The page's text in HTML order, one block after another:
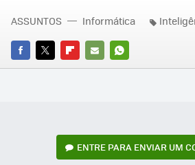
FACEBOOK
TWITTERFLIPBOARD
E-
WHATSAPP
ASSUNTOS Informática
ENTRE PARA ENVIAR UM